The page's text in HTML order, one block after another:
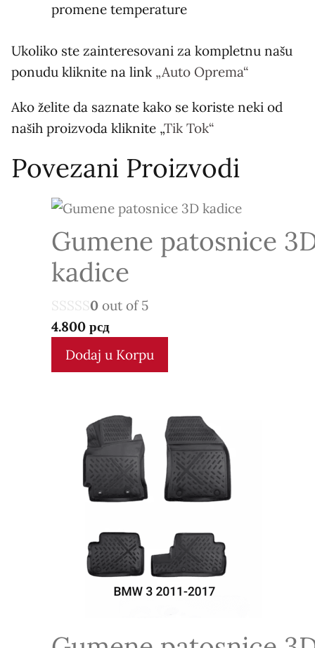
promene temperature
Ukoliko ste zainteresovani za kompletnu našu
ponudu kliknite na link „Auto Oprema“​
Ako želite da saznate kako se koriste neki od
naših proizvoda kliknite „Tik Tok“
Povezani Proizvodi
Gumene patosnice
kadice
0 out of 5
4.800 рсд
Dodaj u Korpu